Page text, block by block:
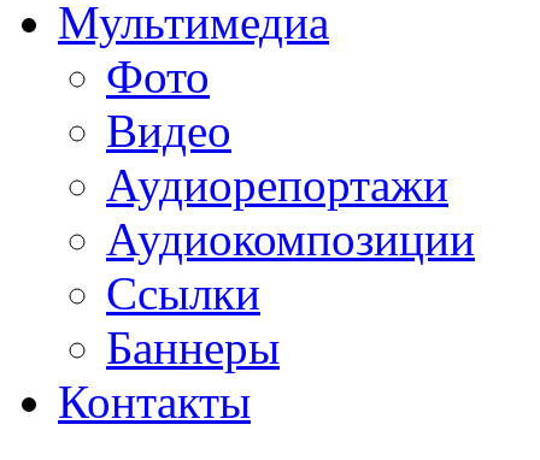
Мультимедиа
Фото
Видео
Аудиорепортажи
Аудиокомпозиции
Ссылки
Баннеры
Контакты